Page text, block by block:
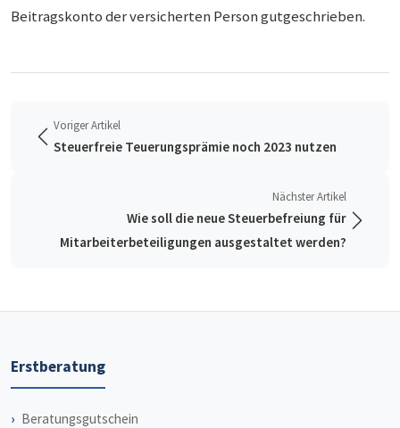
Beitragskonto der versicherten Person gutgeschrieben.
Voriger Artikel
Steuerfreie Teuerungsprämie noch 2023 nutzen
Nächster Artikel
Wie soll die neue Steuerbefreiung für
Mitarbeiterbeteiligungen ausgestaltet werden?
Erstberatung
Beratungsgutschein